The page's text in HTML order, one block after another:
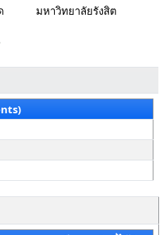
มหาวิทยาลัยรังสิต